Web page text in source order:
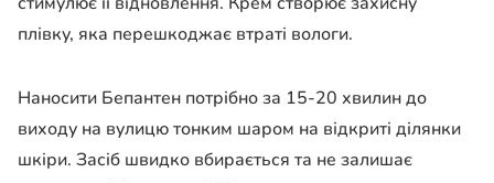
плівку, яка перешкоджає втраті вологи.
Наносити Бепантен потрібно за 15-20 хвилин до
виходу на вулицю тонким шаром на відкриті ділянки
шкіри. Засіб швидко вбирається та не залишає